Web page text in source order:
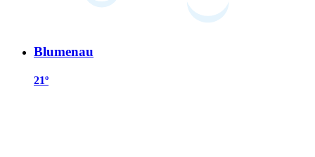
Blumenau
21º